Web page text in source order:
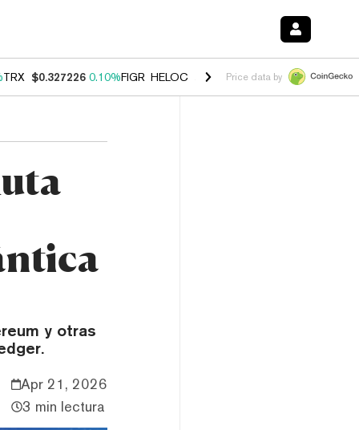
TRX $0.327226 0.10%FIGR_HELOC $1.029 0.80%HYPE $54.19 -
Price data by
y otras
Apr 21, 2026
3 min lectura